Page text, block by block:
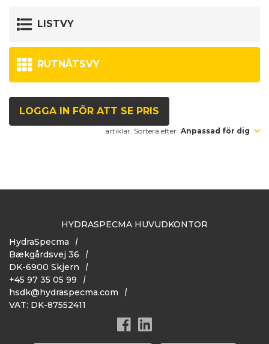
LISTVY
RUTNÄTSVY
LOGGA IN FÖR ATT SE PRIS
artiklar. Sortera efter Anpassad för dig
HYDRASPECMA HUVUDKONTOR
HydraSpecma
Bækgårdsvej 36
DK-6900 Skjern
+45 97 35 05 99
hsdk@hydraspecma.com
VAT: DK-87552411